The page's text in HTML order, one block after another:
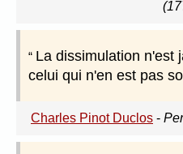
La dissimulation n'est
celui qui n'en est pas
Charles Pinot Duclos -